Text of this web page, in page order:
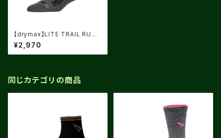
【drymax】LITE TRAIL RUNN
ING 1/4CREW Dark Gray/Bla
ck speed goat
¥2,970
同じカテゴリの商品